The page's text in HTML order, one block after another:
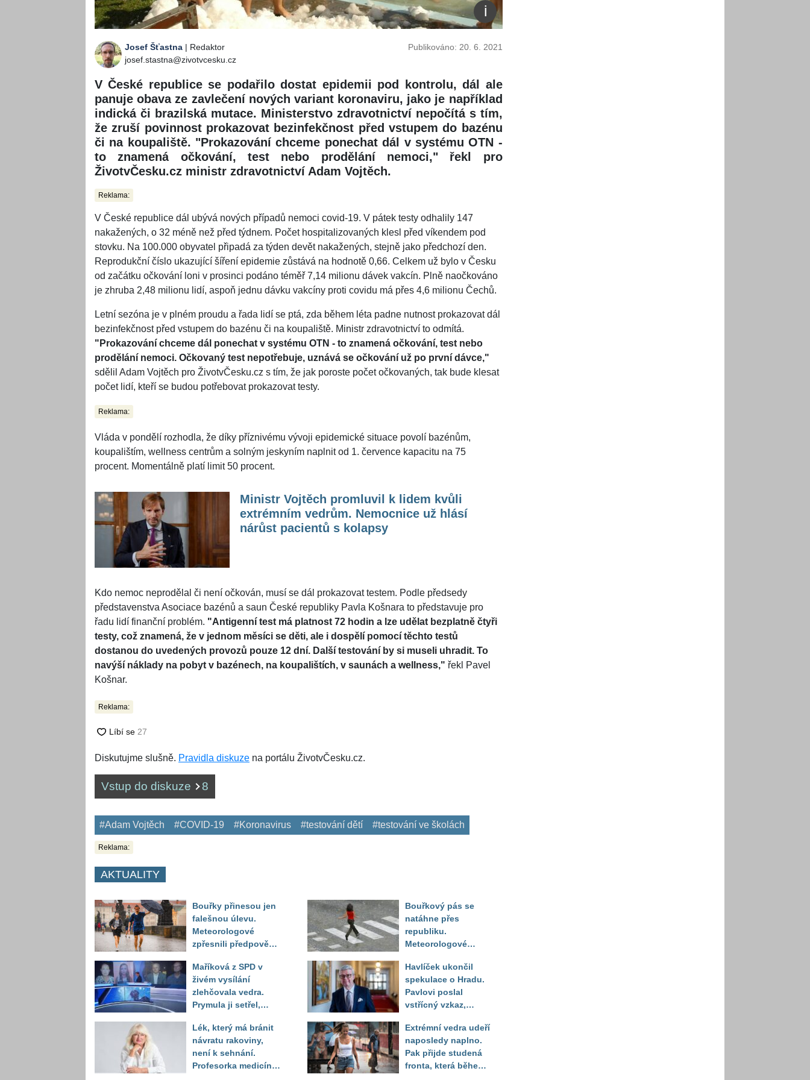
Josef Šťastna | Redaktor
josef.stastna@zivotvcesku.cz
Publikováno: 20. 6. 2021
V České republice se podařilo dostat epidemii pod kontrolu, dál ale
panuje obava ze zavlečení nových variant koronaviru, jako je například
indická či brazilská mutace. Ministerstvo zdravotnictví nepočítá s tím,
že zruší povinnost prokazovat bezinfekčnost před vstupem do bazénu
či na koupaliště. "Prokazování chceme ponechat dál v systému OTN -
to znamená očkování, test nebo prodělání nemoci," řekl pro
ŽivotvČesku.cz ministr zdravotnictví Adam Vojtěch.
Reklama:
V České republice dál ubývá nových případů nemoci covid-19. V pátek testy odhalily 147
nakažených, o 32 méně než před týdnem. Počet hospitalizovaných klesl před víkendem pod
stovku. Na 100.000 obyvatel připadá za týden devět nakažených, stejně jako předchozí den.
Reprodukční číslo ukazující šíření epidemie zůstává na hodnotě 0,66. Celkem už bylo v Česku
od začátku očkování loni v prosinci podáno téměř 7,14 milionu dávek vakcín. Plně naočkováno
je zhruba 2,48 milionu lidí, aspoň jednu dávku vakcíny proti covidu má přes 4,6 milionu Čechů.
Letní sezóna je v plném proudu a řada lidí se ptá, zda během léta padne nutnost prokazovat dál
bezinfekčnost před vstupem do bazénu či na koupaliště. Ministr zdravotnictví to odmítá.
"Prokazování chceme dál ponechat v systému OTN - to znamená očkování, test nebo
prodělání nemoci. Očkovaný test nepotřebuje, uznává se očkování už po první dávce,"
sdělil Adam Vojtěch pro ŽivotvČesku.cz s tím, že jak poroste počet očkovaných, tak bude klesat
počet lidí, kteří se budou potřebovat prokazovat testy.
Reklama:
Vláda v pondělí rozhodla, že díky příznivému vývoji epidemické situace povolí bazénům,
koupalištím, wellness centrům a solným jeskyním naplnit od 1. července kapacitu na 75
procent. Momentálně platí limit 50 procent.
Ministr Vojtěch promluvil k lidem kvůli
extrémním vedrům. Nemocnice už hlásí
nárůst pacientů s kolapsy
Kdo nemoc neprodělal či není očkován, musí se dál prokazovat testem. Podle předsedy
představenstva Asociace bazénů a saun České republiky Pavla Košnara to představuje pro
řadu lidí finanční problém. "Antigenní test má platnost 72 hodin a lze udělat bezplatně čtyři
testy, což znamená, že v jednom měsíci se děti, ale i dospělí pomocí těchto testů
dostanou do uvedených provozů pouze 12 dní. Další testování by si museli uhradit. To
navýší náklady na pobyt v bazénech, na koupalištích, v saunách a wellness," řekl Pavel
Košnar.
Reklama:
Diskutujme slušně. Pravidla diskuze na portálu ŽivotvČesku.cz.
Vstup do diskuze 8
#Adam Vojtěch #COVID-19 #Koronavirus #testování dětí #testování ve školách
Reklama:
AKTUALITY
Bouřky přinesou jen
falešnou úlevu.
Meteorologové
zpřesnili předpověď
horkého počasí
Maříková z SPD v
živém vysílání
zlehčovala vedra.
Prymula ji setřel,
číslo
Lék, který má bránit
návratu rakoviny,
není k sehnání.
Profesorka medicíny
Bouřkový pás se
natáhne přes
republiku.
Meteorologové
výstrahou, kde hrozí
kroupy a prudký vítr
Havlíček ukončil
spekulace o Hradu.
Pavlovi poslal
vstřícný vzkaz,
setřel
Extrémní vedra udeří
naposledy naplno.
Pak přijde studená
fronta, která během